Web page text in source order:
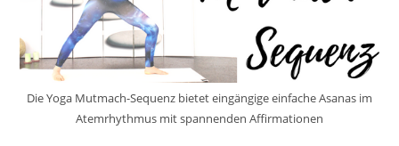
Die Yoga Mutmach-Sequenz bietet eingängige einfache Asanas im
Atemrhythmus mit spannenden Affirmationen